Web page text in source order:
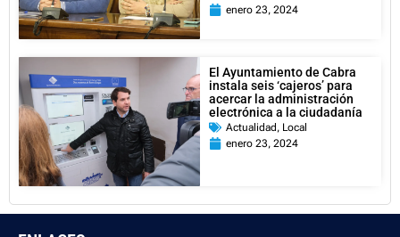
enero 23, 2024
El Ayuntamiento de Cabra
instala seis ‘cajeros’ para
acercar la administración
electrónica a la ciudadanía
Actualidad , Local
enero 23, 2024